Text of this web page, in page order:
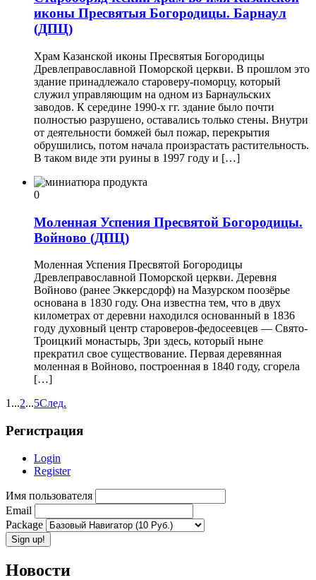
иконы Пресвятыя Богородицы. Барнаул
(ДПЦ)
Храм Казанской иконы Пресвятыя Богородицы
Древлеправославной Поморской церкви. В прошлом это
здание принадлежало староверу-поморцу, который
служил управляющим на одном из Барнаульских
заводов. К середине 1990-х гг. здание было почти
полностью разрушено, оставались только стены. Внутри
от деятельности бомжей был пожар, перекрытия
обрушились, потом начала произрастать растительность.
В таком виде эти руины в 1997 году и […]
0
Моленная Успения Пресвятой Богородицы.
Войново (ДПЦ)
Моленная Успения Пресвятой Богородицы
Древлеправославной Поморской церкви. Деревня
Войново (ранее Эккерсдорф) на Мазурском поозёрье
основана в 1830 году. Она известна тем, что в двух
километрах от деревни находился основанный в 1836
году духовный центр староверов-федосеевцев — Свято-
Троицкий монастырь, Зри здесь, который ныне
прекратил свое существование. Первая деревянная
моленная в Войново, построенная в 1840 году, сгорела
[…]
1 ...2...5След.
Регистрация
Login
Register
Имя пользователя
Email
Package
Новости